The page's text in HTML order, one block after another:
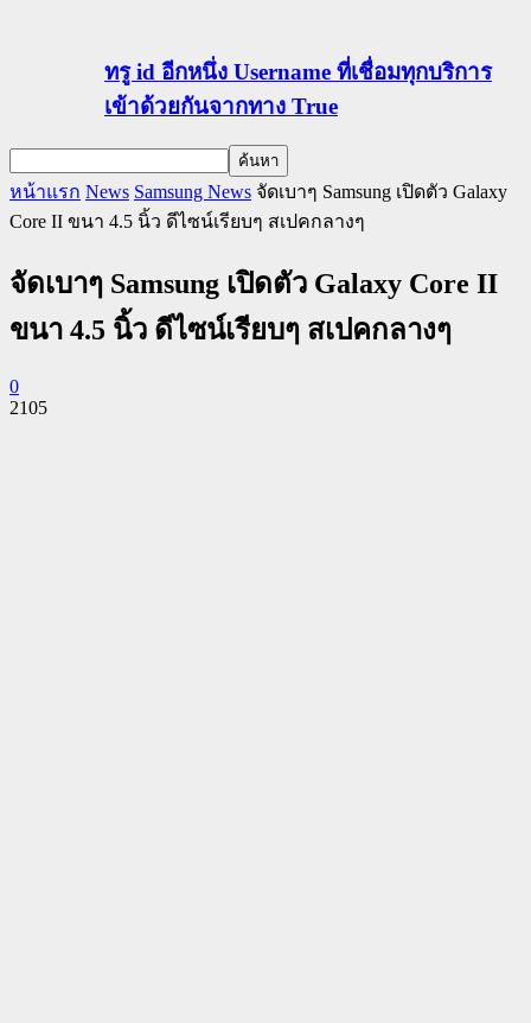
ทรู id อีกหนึ่ง Username ที่เชื่อมทุกบริการ
เข้าด้วยกันจากทาง True
หน้าแรก News Samsung News จัดเบาๆ Samsung เปิดตัว Galaxy
Core II ขนา 4.5 นิ้ว ดีไซน์เรียบๆ สเปคกลางๆ
จัดเบาๆ Samsung เปิดตัว Galaxy Core II
ขนา 4.5 นิ้ว ดีไซน์เรียบๆ สเปคกลางๆ
0
2105